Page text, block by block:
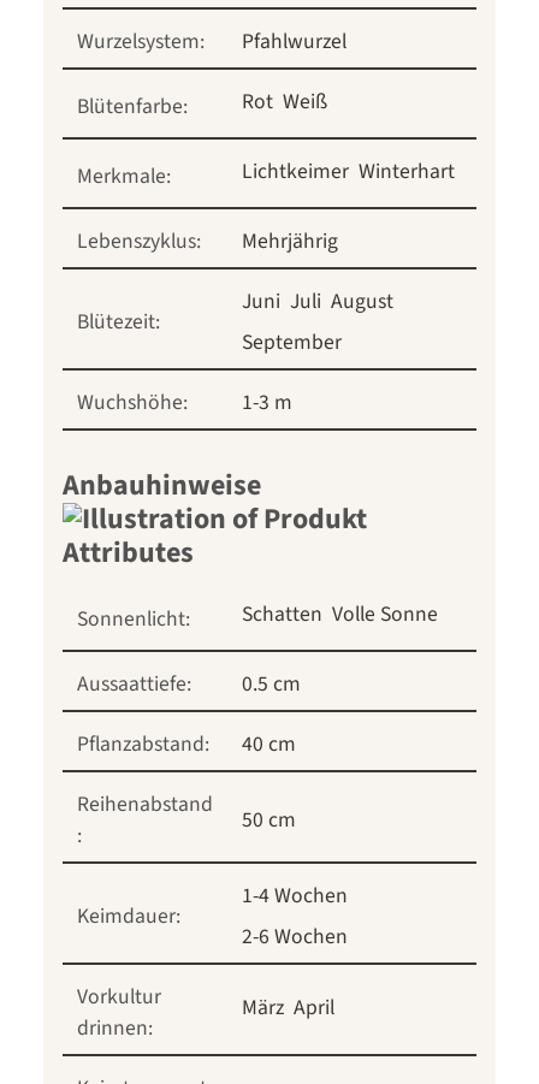
Wurzelsystem:
Pfahlwurzel
Blütenfarbe: Rot Weiß
Merkmale: Lichtkeimer Winterhart
Lebenszyklus: Mehrjährig
Blütezeit:
Juni Juli August
September
Wuchshöhe:
1-3 m
Anbauhinweise
Sonnenlicht: Schatten Volle Sonne
Aussaattiefe:
0.5 cm
Pflanzabstand:
40 cm
Reihenabstand
:
50 cm
Keimdauer:
1-4 Wochen
2-6 Wochen
Vorkultur
drinnen:
März April